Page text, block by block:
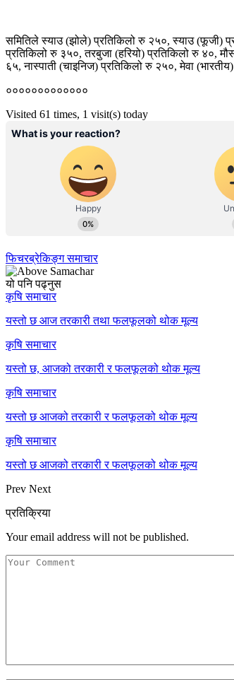
समितिले स्याउ (झोले) प्रतिकिलो रु २५०, स्याउ (फूजी)
प्रतिकिलो रु ३५०, तरबुजा (हरियो) प्रतिकिलो रु ४०,
६५, नास्पाती (चाइनिज) प्रतिकिलो रु २५०, मेवा
०००००००००००००
Visited 61 times, 1 visit(s) today
फिचरब्रेकिङ्ग समाचार
यो पनि पढ्नुस
कृषि समाचार
यस्तो छ आज तरकारी तथा फलफूलको थोक मूल्य
कृषि समाचार
यस्तो छ, आजको तरकारी र फलफूलको थोक मूल्य
कृषि समाचार
यस्तो छ आजको तरकारी र फलफूलको थोक मूल्य
कृषि समाचार
यस्तो छ आजको तरकारी र फलफूलको थोक मूल्य
Prev Next
प्रतिक्रिया
Your email address will not be published.